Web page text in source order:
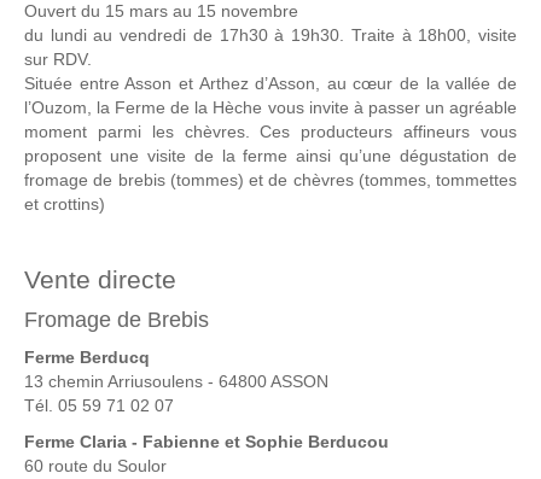
Ouvert du 15 mars au 15 novembre
du lundi au vendredi de 17h30 à 19h30. Traite à 18h00, visite
sur RDV.
Située entre Asson et Arthez d’Asson, au cœur de la vallée de
l’Ouzom, la Ferme de la Hèche vous invite à passer un agréable
moment parmi les chèvres. Ces producteurs affineurs vous
proposent une visite de la ferme ainsi qu’une dégustation de
fromage de brebis (tommes) et de chèvres (tommes, tommettes
et crottins)
Vente directe
Fromage de Brebis
Ferme Berducq
13 chemin Arriusoulens - 64800 ASSON
Tél. 05 59 71 02 07
Ferme Claria - Fabienne et Sophie Berducou
60 route du Soulor